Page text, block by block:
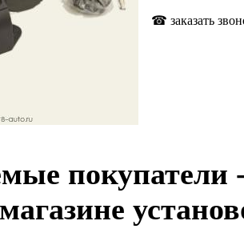
☎ заказать
покупатели